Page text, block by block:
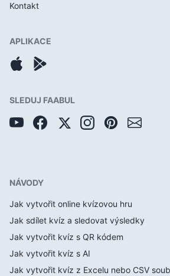
Kontakt
APLIKACE
SLEDUJ FAABUL
NÁVODY
Jak vytvořit online kvízovou hru
Jak sdílet kvíz a sledovat výsledky
Jak vytvořit kvíz s QR kódem
Jak vytvořit kvíz s AI
Jak vytvořit kvíz z Excelu nebo CSV